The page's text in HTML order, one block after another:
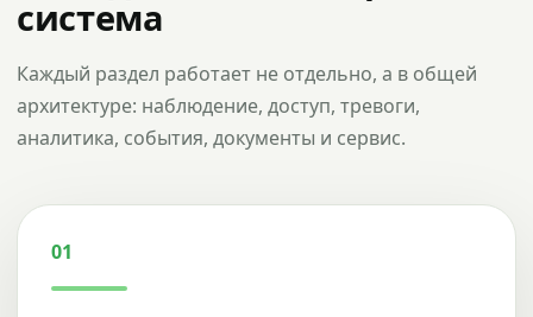
система
Каждый раздел работает не отдельно, а в общей
архитектуре: наблюдение, доступ, тревоги,
аналитика, события, документы и сервис.
01